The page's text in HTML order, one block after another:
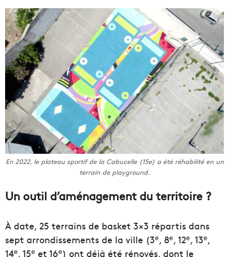
En 2022, le plateau sportif de la Cabucelle (15e) a été réhabilité en un
terrain de playground.
Un outil d’aménagement du territoire ?
À date, 25 terrains de basket 3×3 répartis dans
sept arrondissements de la ville (3e, 8e, 12e, 13e,
14e, 15e et 16e) ont déjà été rénovés, dont le